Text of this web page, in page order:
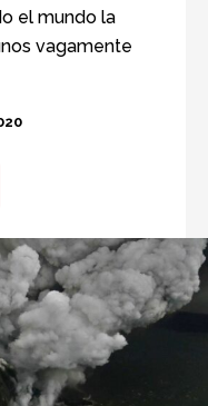
el mundo la
vagamente